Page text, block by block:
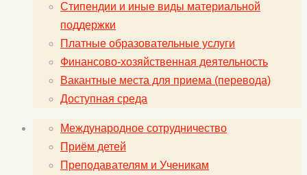
Стипендии и иные виды материальной
поддержки
Платные образовательные услуги
Финансово-хозяйственная деятельность
Вакантные места для приема (перевода)
Доступная среда
Международное сотрудничество
Приём детей
Преподавателям и Ученикам